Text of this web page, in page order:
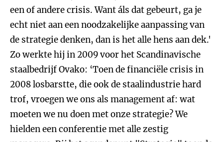
een of andere crisis. Want áls dat gebeurt, ga je
echt niet aan een noodzakelijke aanpassing van
de strategie denken, dan is het alle hens aan dek.'
Zo werkte hij in 2009 voor het Scandinavische
staalbedrijf Ovako: ‘Toen de financiële crisis in
2008 losbarstte, die ook de staalindustrie hard
trof, vroegen we ons als management af: wat
moeten we nu doen met onze strategie? We
hielden een conferentie met alle zestig